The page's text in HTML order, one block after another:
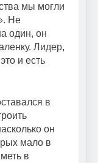
мы могли
Не
один, он
Лидер,
и есть
в
он
мало в
в